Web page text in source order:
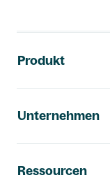
Produkt
Unternehmen
Ressourcen